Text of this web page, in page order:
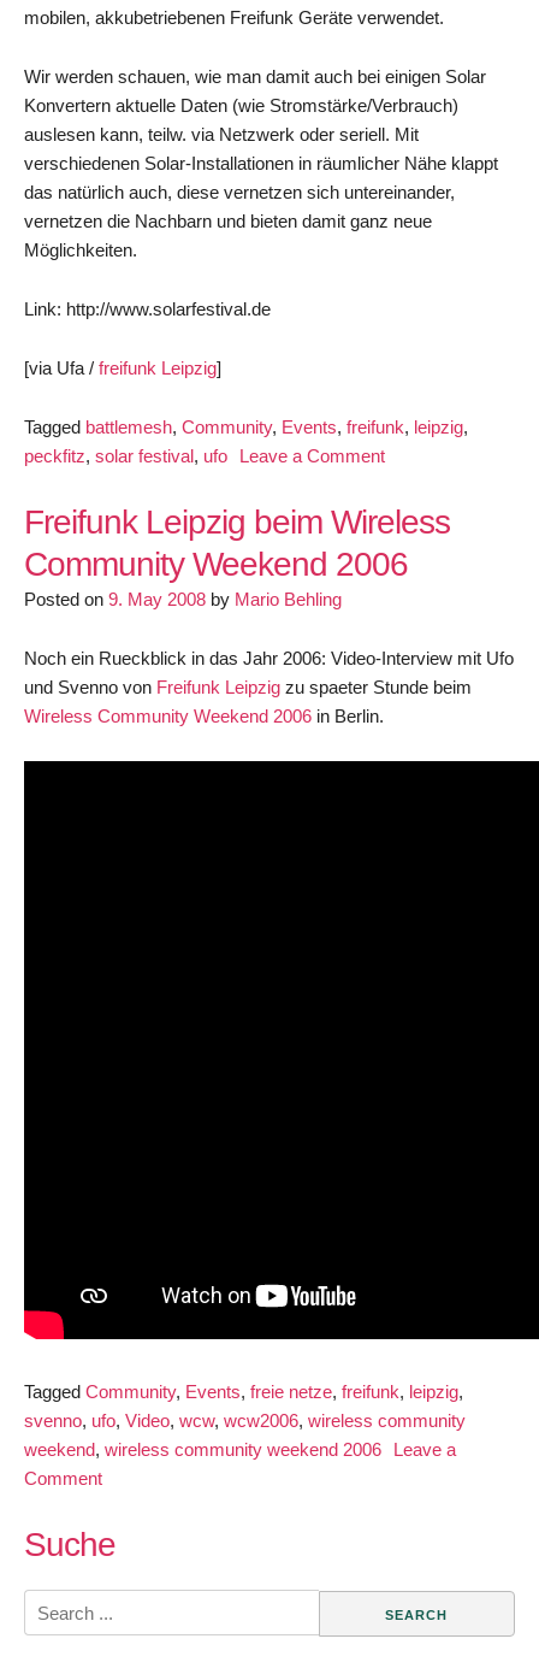
mobilen, akkubetriebenen Freifunk Geräte verwendet.
Wir werden schauen, wie man damit auch bei einigen Solar
Konvertern aktuelle Daten (wie Stromstärke/Verbrauch)
auslesen kann, teilw. via Netzwerk oder seriell. Mit
verschiedenen Solar-Installationen in räumlicher Nähe klappt
das natürlich auch, diese vernetzen sich untereinander,
vernetzen die Nachbarn und bieten damit ganz neue
Möglichkeiten.
Link: http://www.solarfestival.de
[via Ufa / freifunk Leipzig]
Tagged battlemesh, Community, Events, freifunk, leipzig,
peckfitz, solar festival, ufo Leave a Commenton
beim
Solarfestival
Freifunk Leipzig beim Wireless
Community Weekend 2006
Posted on 9. May 2008 by Mario Behling
Noch ein Rueckblick in das Jahr 2006: Video-Interview mit Ufo
und Svenno von Freifunk Leipzig zu spaeter Stunde beim
Wireless Community Weekend 2006 in Berlin.
Tagged Community, Events, freie netze, freifunk, leipzig,
svenno, ufo, Video, wcw, wcw2006, wireless community
weekend, wireless community weekend 2006
Leave a
Commenton
Leipzig
Wireless
Community
Suche
Search
for: